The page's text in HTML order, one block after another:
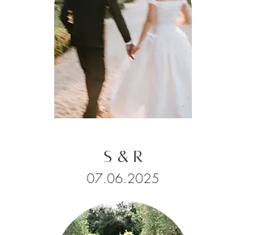
S & R
07.06.2025